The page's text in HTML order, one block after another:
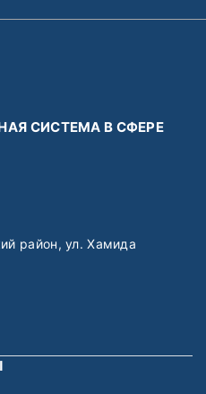
СИСТЕМА В СФЕРЕ
район, ул. Хамида